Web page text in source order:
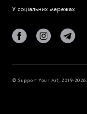
У соціальних мережах
© Support Your Art, 2019-